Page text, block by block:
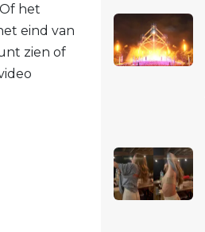
het
eind van
zien of